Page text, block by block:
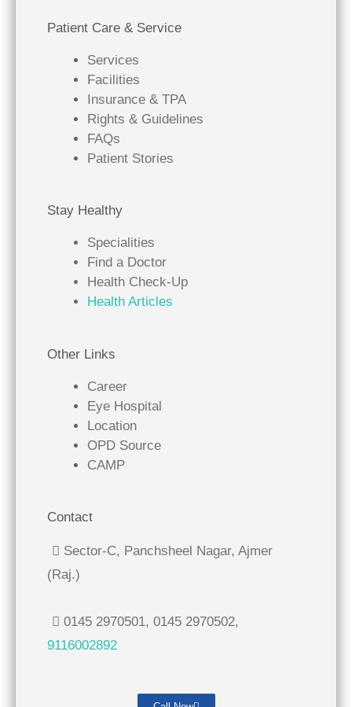
Patient Care & Service
Services
Facilities
Insurance & TPA
Rights & Guidelines
FAQs
Patient Stories
Stay Healthy
Specialities
Find a Doctor
Health Check-Up
Health Articles
Other Links
Career
Eye Hospital
Location
OPD Source
CAMP
Contact
Sector-C, Panchsheel Nagar, Ajmer
(Raj.)
0145 2970501, 0145 2970502,
9116002892